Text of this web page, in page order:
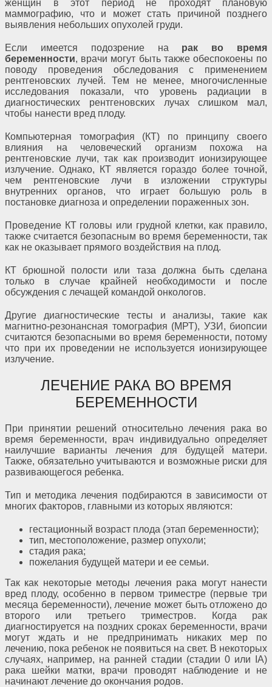
женщин в этот период не проходят плановую
маммографию, что и может стать причиной позднего
выявления небольших опухолей груди.
Если имеется подозрение на рак во время
беременности, врачи могут быть также обеспокоены по
поводу проведения обследования с применением
рентгеновских лучей. Тем не менее, многочисленные
исследования показали, что уровень радиации в
диагностических рентгеновских лучах слишком мал,
чтобы нанести вред плоду.
Компьютерная томография (КТ) по принципу своего
влияния на человеческий организм похожа на
рентгеновские лучи, так как производит ионизирующее
излучение. Однако, КТ является гораздо более точной,
чем рентгеновские лучи в изложении структуры
внутренних органов, что играет большую роль в
постановке диагноза и определении пораженных зон.
Проведение КТ головы или грудной клетки, как правило,
также считается безопасным во время беременности, так
как не оказывает прямого воздействия на плод.
КТ брюшной полости или таза должна быть сделана
только в случае крайней необходимости и после
обсуждения с лечащей командой онкологов.
Другие диагностические тесты и анализы, такие как
магнитно-резонансная томография (МРТ), УЗИ, биопсии
считаются безопасными во время беременности, потому
что при их проведении не используется ионизирующее
излучение.
ЛЕЧЕНИЕ РАКА ВО ВРЕМЯ
БЕРЕМЕННОСТИ
При принятии решений относительно лечения рака во
время беременности, врач индивидуально определяет
наилучшие варианты лечения для будущей матери.
Также, обязательно учитываются и возможные риски для
развивающегося ребенка.
Тип и методика лечения подбираются в зависимости от
многих факторов, главными из которых являются:
гестационный возраст плода (этап беременности);
тип, местоположение, размер опухоли;
стадия рака;
пожелания будущей матери и ее семьи.
Так как некоторые методы лечения рака могут нанести
вред плоду, особенно в первом триместре (первые три
месяца беременности), лечение может быть отложено до
второго или третьего триместров. Когда рак
диагностируется на поздних сроках беременности, врачи
могут ждать и не предпринимать никаких мер по
лечению, пока ребенок не появиться на свет. В некоторых
случаях, например, на ранней стадии (стадии 0 или IA)
рака шейки матки, врачи проводят наблюдение и не
начинают лечение до окончания родов.